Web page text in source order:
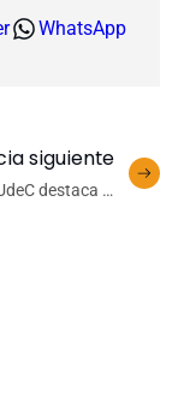
WhatsApp
siguiente
destaca el